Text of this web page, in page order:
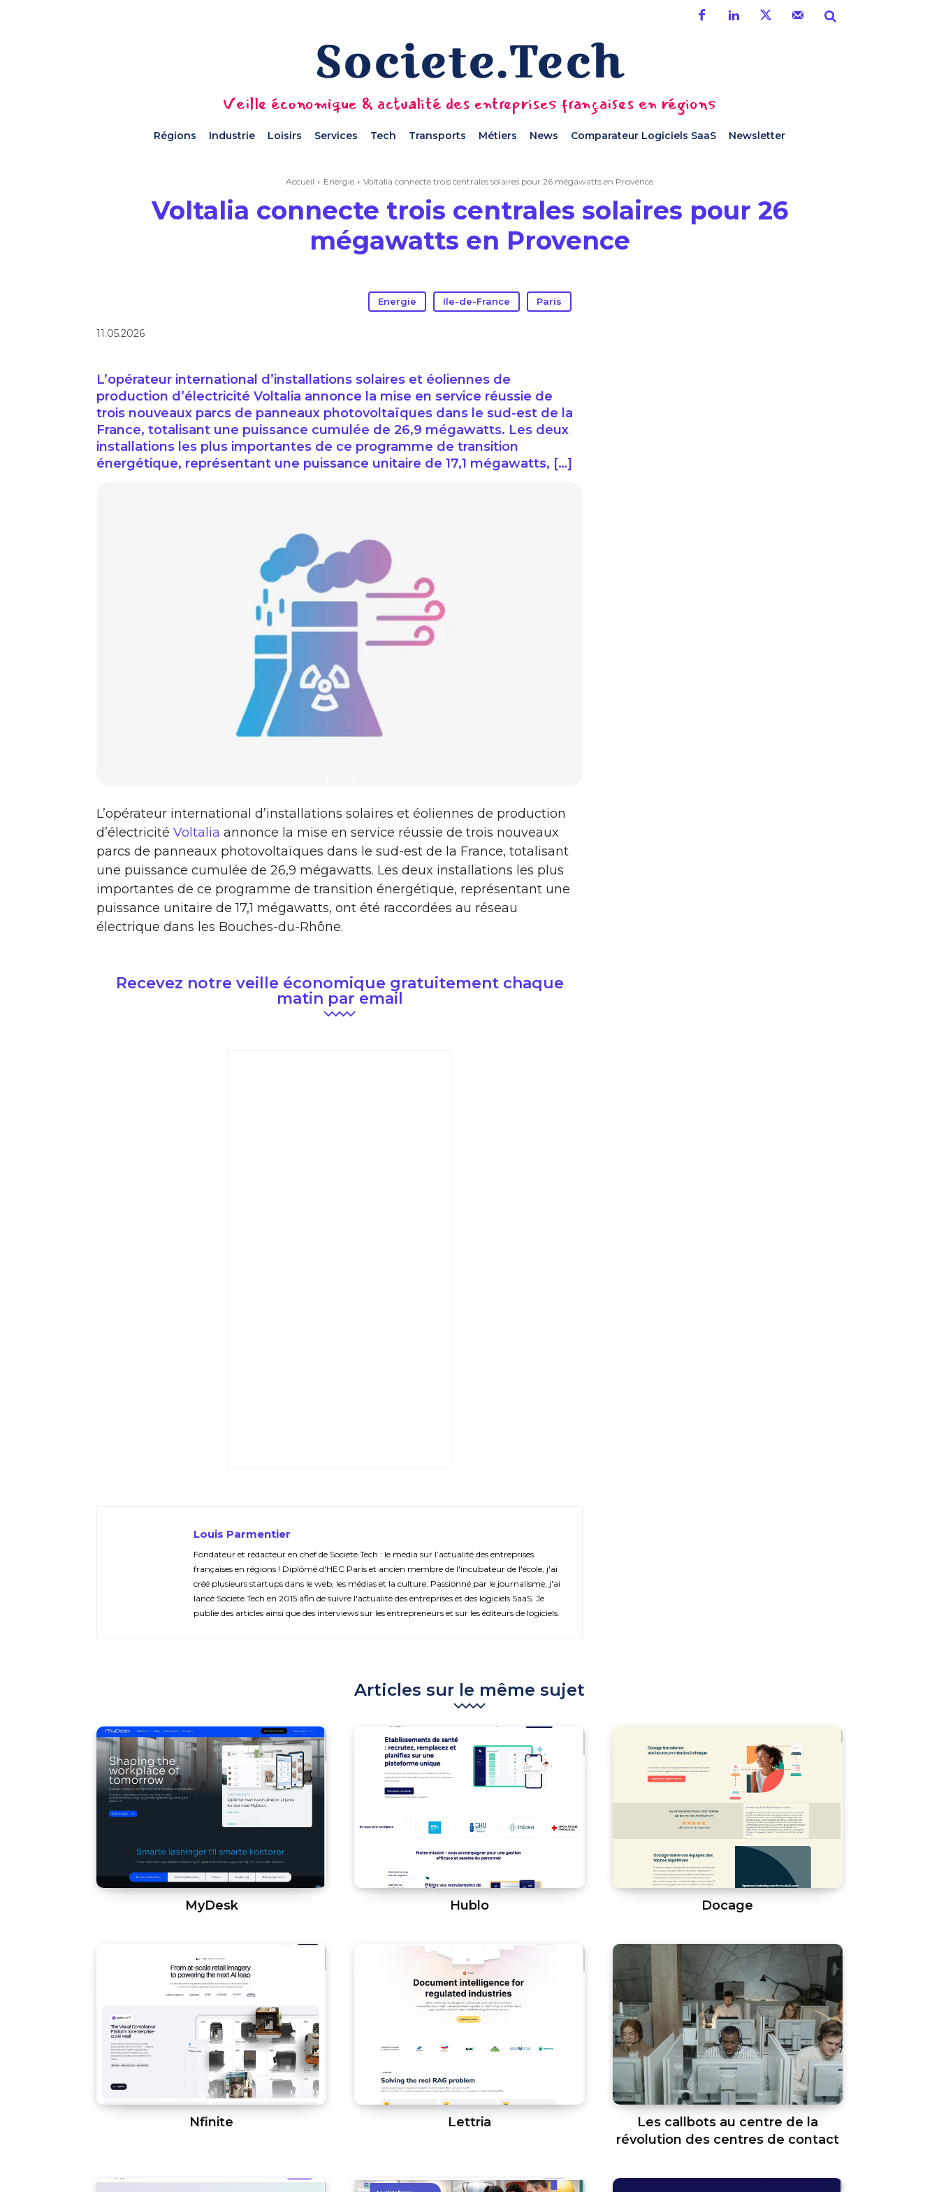
Veille économique & actualité des entreprises françaises en régions
Régions Industrie Loisirs Services Tech Transports Métiers News Comparateur Logiciels SaaS Newsletter
Accueil Energie Voltalia connecte trois centrales solaires pour 26 mégawatts en Provence
Voltalia connecte trois centrales solaires pour 26
mégawatts en Provence
Energie Ile-de-France Paris
11.05.2026
L’opérateur international d’installations solaires et éoliennes de
production d’électricité Voltalia annonce la mise en service réussie de
trois nouveaux parcs de panneaux photovoltaïques dans le sud-est de la
France, totalisant une puissance cumulée de 26,9 mégawatts. Les deux
installations les plus importantes de ce programme de transition
énergétique, représentant une puissance unitaire de 17,1 mégawatts, […]
L’opérateur international d’installations solaires et éoliennes de production
d’électricité Voltalia annonce la mise en service réussie de trois nouveaux
parcs de panneaux photovoltaïques dans le sud-est de la France, totalisant
une puissance cumulée de 26,9 mégawatts. Les deux installations les plus
importantes de ce programme de transition énergétique, représentant une
puissance unitaire de 17,1 mégawatts, ont été raccordées au réseau
électrique dans les Bouches-du-Rhône.
Recevez notre veille économique gratuitement chaque
matin par email
Louis Parmentier
Fondateur et rédacteur en chef de Societe.Tech : le média sur l’actualité des entreprises
françaises en régions ! Diplômé d'HEC Paris et ancien membre de l'incubateur de l'école, j'ai
créé plusieurs startups dans le web, les médias et la culture. Passionné par le journalisme, j'ai
lancé Societe.Tech en 2015 afin de suivre l'actualité des entreprises et des logiciels SaaS. Je
publie des articles ainsi que des interviews sur les entrepreneurs et sur les éditeurs de logiciels.
Articles sur le même sujet
MyDesk Hublo Docage
Nfinite Lettria
Les callbots au centre de la
révolution des centres de contact